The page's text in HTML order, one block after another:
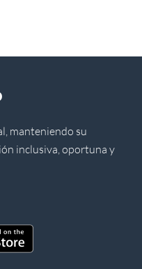
manteniendo su
inclusiva, oportuna y